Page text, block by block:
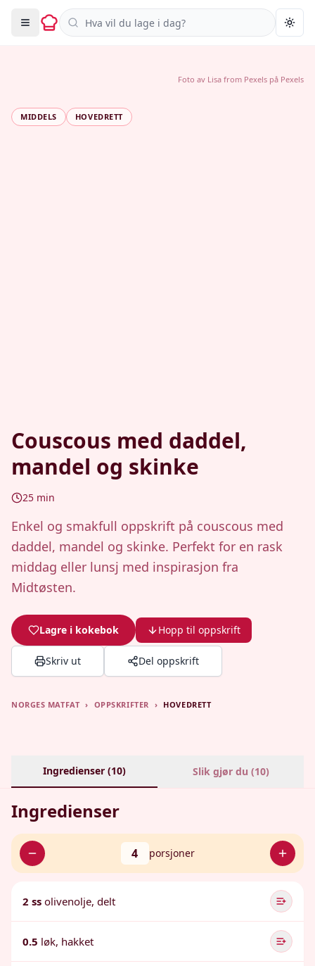
Søk i oppskrifter
MIDDELS HOVEDRETT
Couscous med daddel,
mandel og skinke
25 min
Enkel og smakfull oppskrift på couscous med
daddel, mandel og skinke. Perfekt for en rask
middag eller lunsj med inspirasjon fra
Midtøsten.
Lagre i kokebok Hopp til oppskrift
Skriv ut Del oppskrift
Foto av Lisa from Pexels på Pexels
NORGES MATFAT › OPPSKRIFTER › HOVEDRETT
Ingredienser (10) Slik gjør du (10)
Ingredienser
4 porsjoner
2 ss olivenolje, delt
0.5 løk, hakket